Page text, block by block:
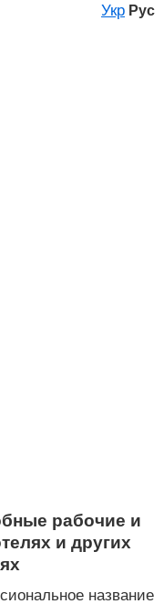
Укр Рус
рабочие и
и других
название